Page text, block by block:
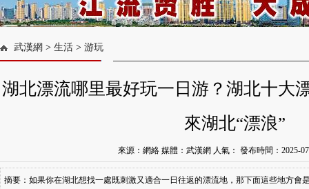
武漢網 > 生活 > 游玩
湖北漂流哪里最好玩一日游？湖北十大
來湖北“漂浪”
來源：網絡 媒體：武漢網 人氣： 發布時間：2025-
摘要：如果你在湖北想找一處既刺激又適合一日往返的漂流地，那下面這些地方會